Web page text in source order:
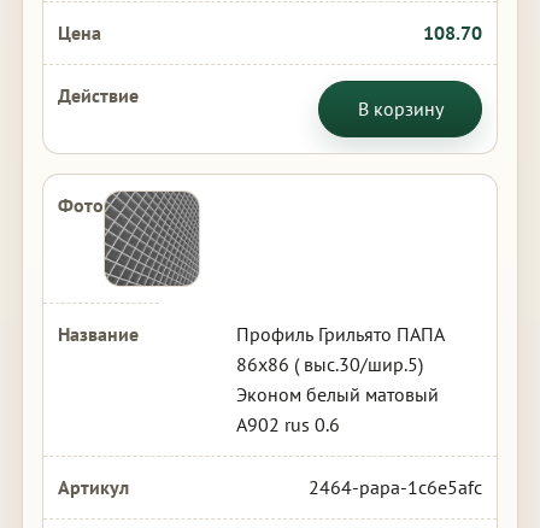
108.70
В корзину
Профиль Грильято ПАПА
86х86 ( выс.30/шир.5)
Эконом белый матовый
А902 rus 0.6
2464-papa-1c6e5afc